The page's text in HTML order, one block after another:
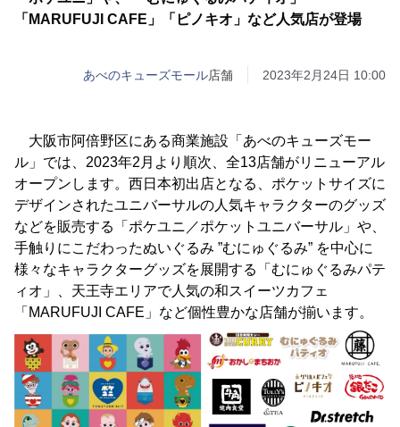
「MARUFUJI CAFE」「ピノキオ」など人気店が登場
あべのキューズモール店舗 2023年2月24日 10:00
大阪市阿倍野区にある商業施設「あべのキューズモー
ル」では、2023年2月より順次、全13店舗がリニューアル
オープンします。西日本初出店となる、ポケットサイズに
デザインされたユニバーサルの人気キャラクターのグッズ
などを販売する「ポケユニ／ポケットユニバーサル」や、
手触りにこだわったぬいぐるみ ”むにゅぐるみ” を中心に
様々なキャラクターグッズを展開する「むにゅぐるみパテ
ィオ」、天王寺エリアで人気の和スイーツカフェ
「MARUFUJI CAFE」など個性豊かな店舗が揃います。